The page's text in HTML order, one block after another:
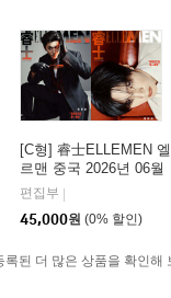
[C형] 睿士ELLEMEN 엘
르맨 중국 2026년 06월
호 : 진철원 (?哲?) 커버
(A형 잡지+B형 잡지+카
드 10장+포스터 1장+엽
편집부
45,000원 (0% 할인)
록된 더 많은 상품을 확인해